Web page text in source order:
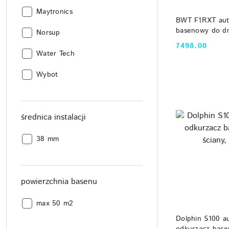
Producent:
Maytronics
Producent:
Norsup
Producent:
Water Tech
Producent:
Wybot
średnica instalacji
średnica
38 mm
powierzchnia basenu
powierzchnia
max 50 m2
BWT F1RXT
basenowy do
PVA
Cena:
7498.00
Dolphin S100